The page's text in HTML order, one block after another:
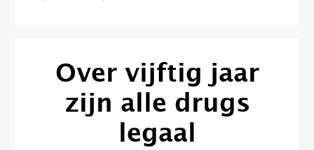
Over vijftig jaar
zijn alle drugs
legaal